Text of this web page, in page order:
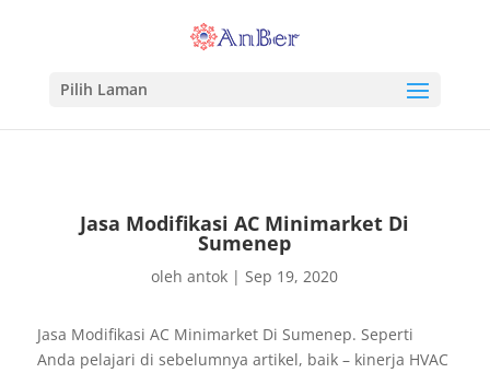
Pilih Laman
Jasa Modifikasi AC Minimarket Di
Sumenep
olehantok |Sep 19, 2020
Jasa Modifikasi AC Minimarket Di Sumenep. Seperti
Anda pelajari di sebelumnya artikel, baik – kinerja HVAC